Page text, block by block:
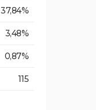
37,84%
3,48%
0,87%
115